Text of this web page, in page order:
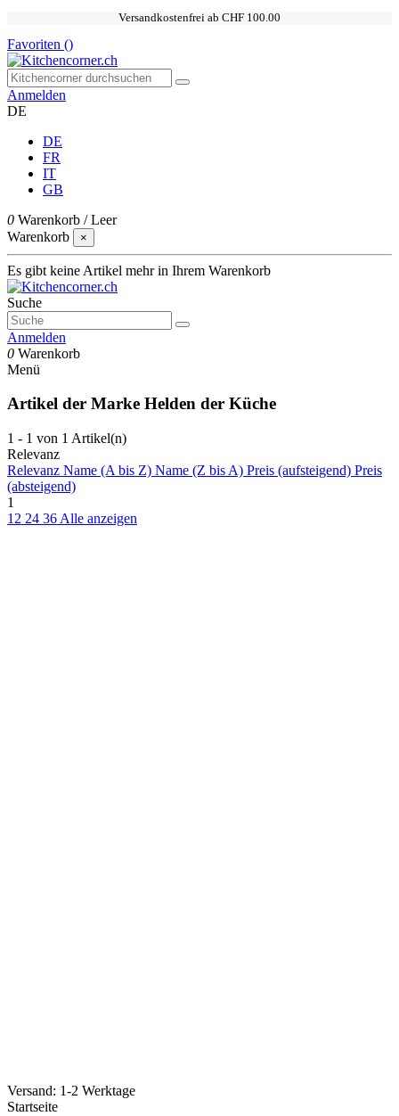
Versandkostenfrei ab CHF 100.00
Favoriten ()
Anmelden
DE
DE
FR
IT
GB
0 Warenkorb /Leer
Warenkorb
×
Es gibt keine Artikel mehr in Ihrem Warenkorb
Suche
Anmelden
0 Warenkorb
Menü
Artikel der Marke Helden der Küche
1 - 1 von 1 Artikel(n)
Relevanz
Relevanz Name (A bis Z) Name (Z bis A) Preis (aufsteigend) Preis
(absteigend)
1
12 24 36 Alle anzeigen
Versand: 1-2 Werktage
Startseite